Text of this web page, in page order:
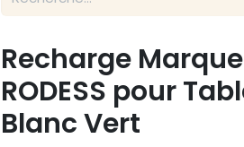
Recharge
RODESS pour
Blanc Vert